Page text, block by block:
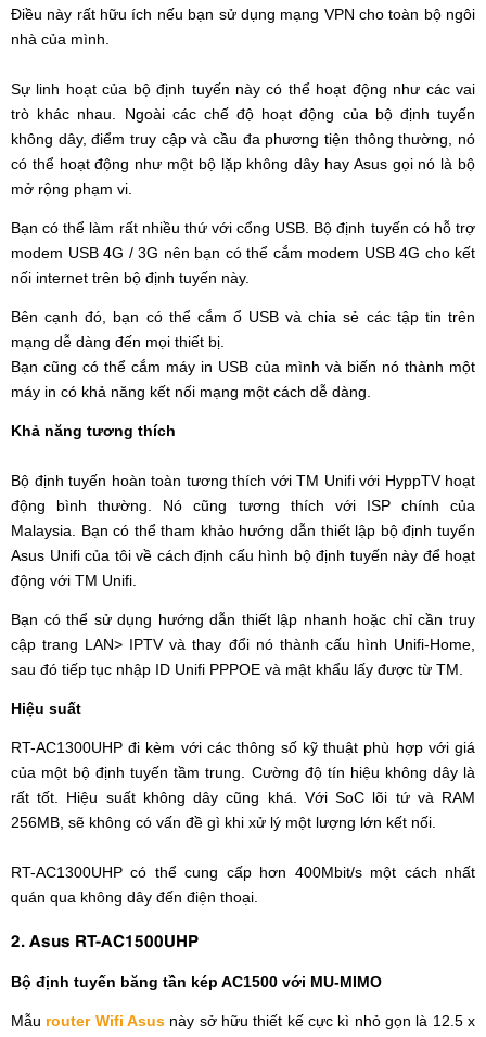
Điều này rất hữu ích nếu bạn sử dụng mạng VPN cho toàn bộ ngôi
nhà của mình.
Sự linh hoạt của bộ định tuyến này có thể hoạt động như các vai
trò khác nhau. Ngoài các chế độ hoạt động của bộ định tuyến
không dây, điểm truy cập và cầu đa phương tiện thông thường, nó
có thể hoạt động như một bộ lặp không dây hay Asus gọi nó là bộ
mở rộng phạm vi.
Bạn có thể làm rất nhiều thứ với cổng USB. Bộ định tuyến có hỗ trợ
modem USB 4G / 3G nên bạn có thể cắm modem USB 4G cho kết
nối internet trên bộ định tuyến này.
Bên cạnh đó, bạn có thể cắm ổ USB và chia sẻ các tập tin trên
mạng dễ dàng đến mọi thiết bị.
Bạn cũng có thể cắm máy in USB của mình và biến nó thành một
máy in có khả năng kết nối mạng một cách dễ dàng.
Khả năng tương thích
Bộ định tuyến hoàn toàn tương thích với TM Unifi với HyppTV hoạt
động bình thường. Nó cũng tương thích với ISP chính của
Malaysia. Bạn có thể tham khảo hướng dẫn thiết lập bộ định tuyến
Asus Unifi của tôi về cách định cấu hình bộ định tuyến này để hoạt
động với TM Unifi.
Bạn có thể sử dụng hướng dẫn thiết lập nhanh hoặc chỉ cần truy
cập trang LAN> IPTV và thay đổi nó thành cấu hình Unifi-Home,
sau đó tiếp tục nhập ID Unifi PPPOE và mật khẩu lấy được từ TM.
Hiệu suất
RT-AC1300UHP đi kèm với các thông số kỹ thuật phù hợp với giá
của một bộ định tuyến tầm trung. Cường độ tín hiệu không dây là
rất tốt. Hiệu suất không dây cũng khá. Với SoC lõi tứ và RAM
256MB, sẽ không có vấn đề gì khi xử lý một lượng lớn kết nối.
RT-AC1300UHP có thể cung cấp hơn 400Mbit/s một cách nhất
quán qua không dây đến điện thoại.
2. Asus RT-AC1500UHP
Bộ định tuyến băng tần kép AC1500 với MU-MIMO
Mẫu router Wifi Asus này sở hữu thiết kế cực kì nhỏ gọn là 12.5 x